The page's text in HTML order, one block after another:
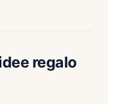
regalo